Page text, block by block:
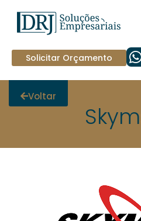
Solicitar Orçamento
Voltar